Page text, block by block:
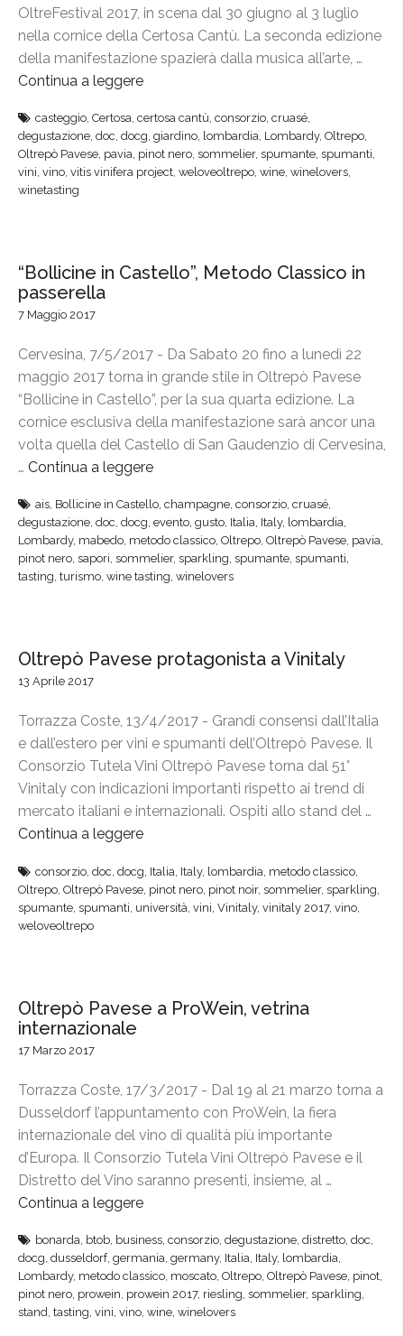
a
t
a
i
n
”
OltreFestival 2017, in scena dal 30 giugno al 3 luglio
nella cornice della Certosa Cantù. La seconda edizione
della manifestazione spazierà dalla musica all’arte, …
Continua a leggere
l
t
r
t
a
,
i
l
G
a
r
d
i
e
P
n
o
t
r
o
”
casteggio, Certosa, certosa cantù, consorzio, cruasé,
degustazione, doc, docg, giardino, lombardia, Lombardy, Oltrepo,
Oltrepò Pavese, pavia, pinot nero, sommelier, spumante, spumanti,
vini, vino, vitis vinifera project, weloveoltrepo, wine, winelovers,
winetasting
“Bollicine in Castello”, Metodo Classico in
passerella
7 Maggio 2017
Cervesina, 7/5/2017 - Da Sabato 20 fino a lunedì 22
maggio 2017 torna in grande stile in Oltrepò Pavese
“Bollicine in Castello”, per la sua quarta edizione. La
cornice esclusiva della manifestazione sarà ancor una
volta quella del Castello di San Gaudenzio di Cervesina,
… Continua a leggere
B
o
l
l
n
i
n
C
a
s
l
l
e
o
C
l
a
s
i
c
o
i
ais, Bollicine in Castello, champagne, consorzio, cruasé,
degustazione, doc, docg, evento, gusto, Italia, Italy, lombardia,
Lombardy, mabedo, metodo classico, Oltrepo, Oltrepò Pavese, pavia,
pinot nero, sapori, sommelier, sparkling, spumante, spumanti,
tasting, turismo, wine tasting, winelovers
Oltrepò Pavese protagonista a Vinitaly
13 Aprile 2017
Torrazza Coste, 13/4/2017 - Grandi consensi dall’Italia
e dall’estero per vini e spumanti dell’Oltrepò Pavese. Il
Consorzio Tutela Vini Oltrepò Pavese torna dal 51°
Vinitaly con indicazioni importanti rispetto ai trend di
mercato italiani e internazionali. Ospiti allo stand del …
Continua a leggere
l
t
P
e
s
e
p
a
g
o
n
consorzio doc docg Italia Italy, lombardia metodo classico
Oltrepo Oltrepò Pavese pinot nero pinot noir, sommelier, sparkling
spumante spumanti università vini Vinitaly, vinitaly 2017, vino
weloveoltrepo
Oltrepò Pavese a ProWein, vetrina
internazionale
17 Marzo 2017
Torrazza Coste, 17/3/2017 - Dal 19 al 21 marzo torna a
Dusseldorf l’appuntamento con ProWein, la fiera
internazionale del vino di qualità più importante
d’Europa. Il Consorzio Tutela Vini Oltrepò Pavese e il
Distretto del Vino saranno presenti, insieme, al …
Continua a leggere
l
t
r
e
bonarda btob business consorzio degustazione distretto doc
docg dusseldorf, germania germany, Italia Italy, lombardia
Lombardy, metodo classico moscato Oltrepo Oltrepò Pavese pinot
pinot nero prowein prowein 2017, riesling sommelier, sparkling
stand tasting vini vino wine winelovers